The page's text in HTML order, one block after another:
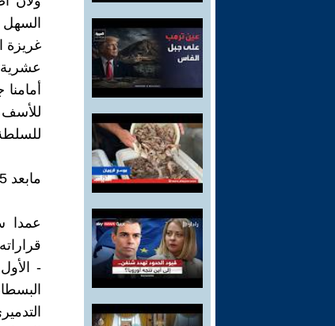
غريزة
عشرية
مابعد 25 جويليه:
عمدا
قراراته
-